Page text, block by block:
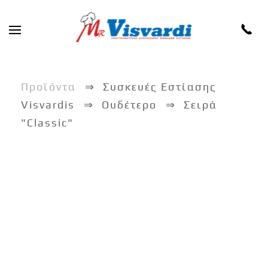
Skip to main content
Προϊόντα
Συσκευές Εστίασης
Visvardis
Ουδέτερο
Σειρά
"Classic"